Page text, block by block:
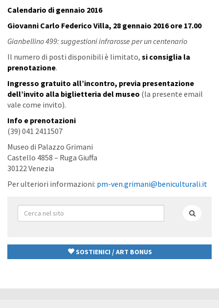
Calendario di gennaio 2016
Giovanni Carlo Federico Villa, 28 gennaio 2016 ore 17.00
Gianbellino 499: suggestioni infrarosse per un centenario
Il numero di posti disponibili è limitato, si consiglia la
prenotazione.
Ingresso gratuito all’incontro, previa presentazione
dell’invito alla biglietteria del museo (la presente email
vale come invito).
Info e prenotazioni
(39) 041 2411507
Museo di Palazzo Grimani
Castello 4858 – Ruga Giuffa
30122 Venezia
Per ulteriori informazioni: pm-ven.grimani@beniculturali.it
Form
di
SOSTIENICI / ART BONUS